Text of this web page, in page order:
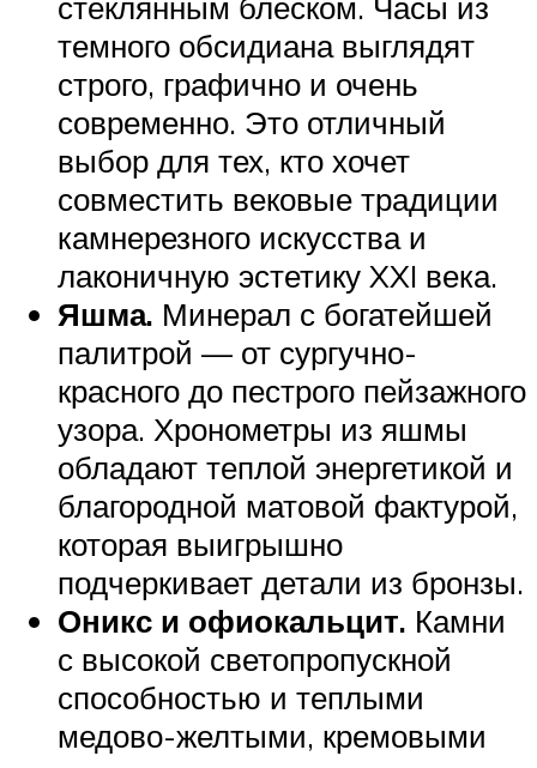
темного обсидиана выглядят
строго, графично и очень
современно. Это отличный
выбор для тех, кто хочет
совместить вековые традиции
камнерезного искусства и
лаконичную эстетику XXI века.
Яшма. Минерал с богатейшей
палитрой — от сургучно-
красного до пестрого пейзажного
узора. Хронометры из яшмы
обладают теплой энергетикой и
благородной матовой фактурой,
которая выигрышно
подчеркивает детали из бронзы.
Оникс и офиокальцит. Камни
с высокой светопропускной
способностью и теплыми
медово-желтыми, кремовыми